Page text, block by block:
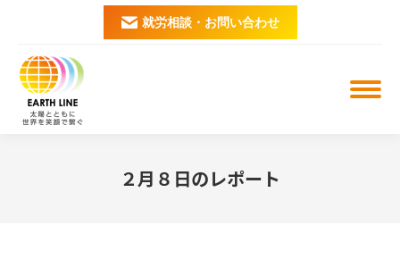
就労相談・お問い合わせ
２月８日のレポート